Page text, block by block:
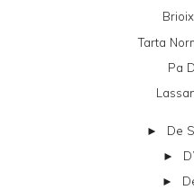
Tarta
Pa
► De
►
►